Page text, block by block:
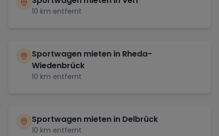
10 km entfernt
Sportwagen mieten in Rheda-
Wiedenbrück
10 km entfernt
Sportwagen mieten in Delbrück
10 km entfernt